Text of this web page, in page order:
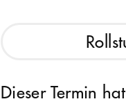
Dieser Termin